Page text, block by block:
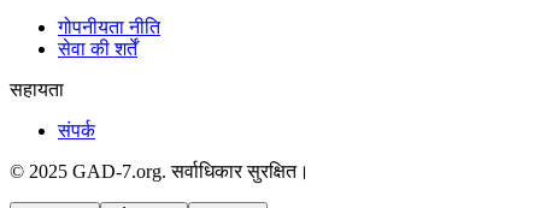
गोपनीयता नीति
सेवा की शर्तें
सहायता
संपर्क
© 2025 GAD-7.org. सर्वाधिकार सुरक्षित।